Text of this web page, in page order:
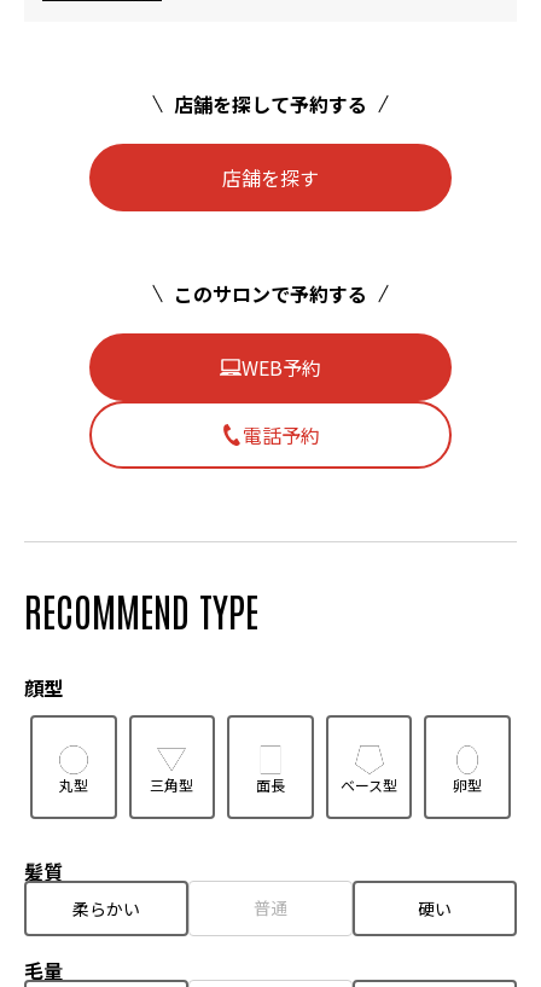
店舗を探して予約する
店舗を探す
このサロンで予約する
WEB予約
電話予約
RECOMMEND TYPE
顔型
丸型 三角型 面長 ベース型 卵型
髪質
柔らかい 普通 硬い
毛量